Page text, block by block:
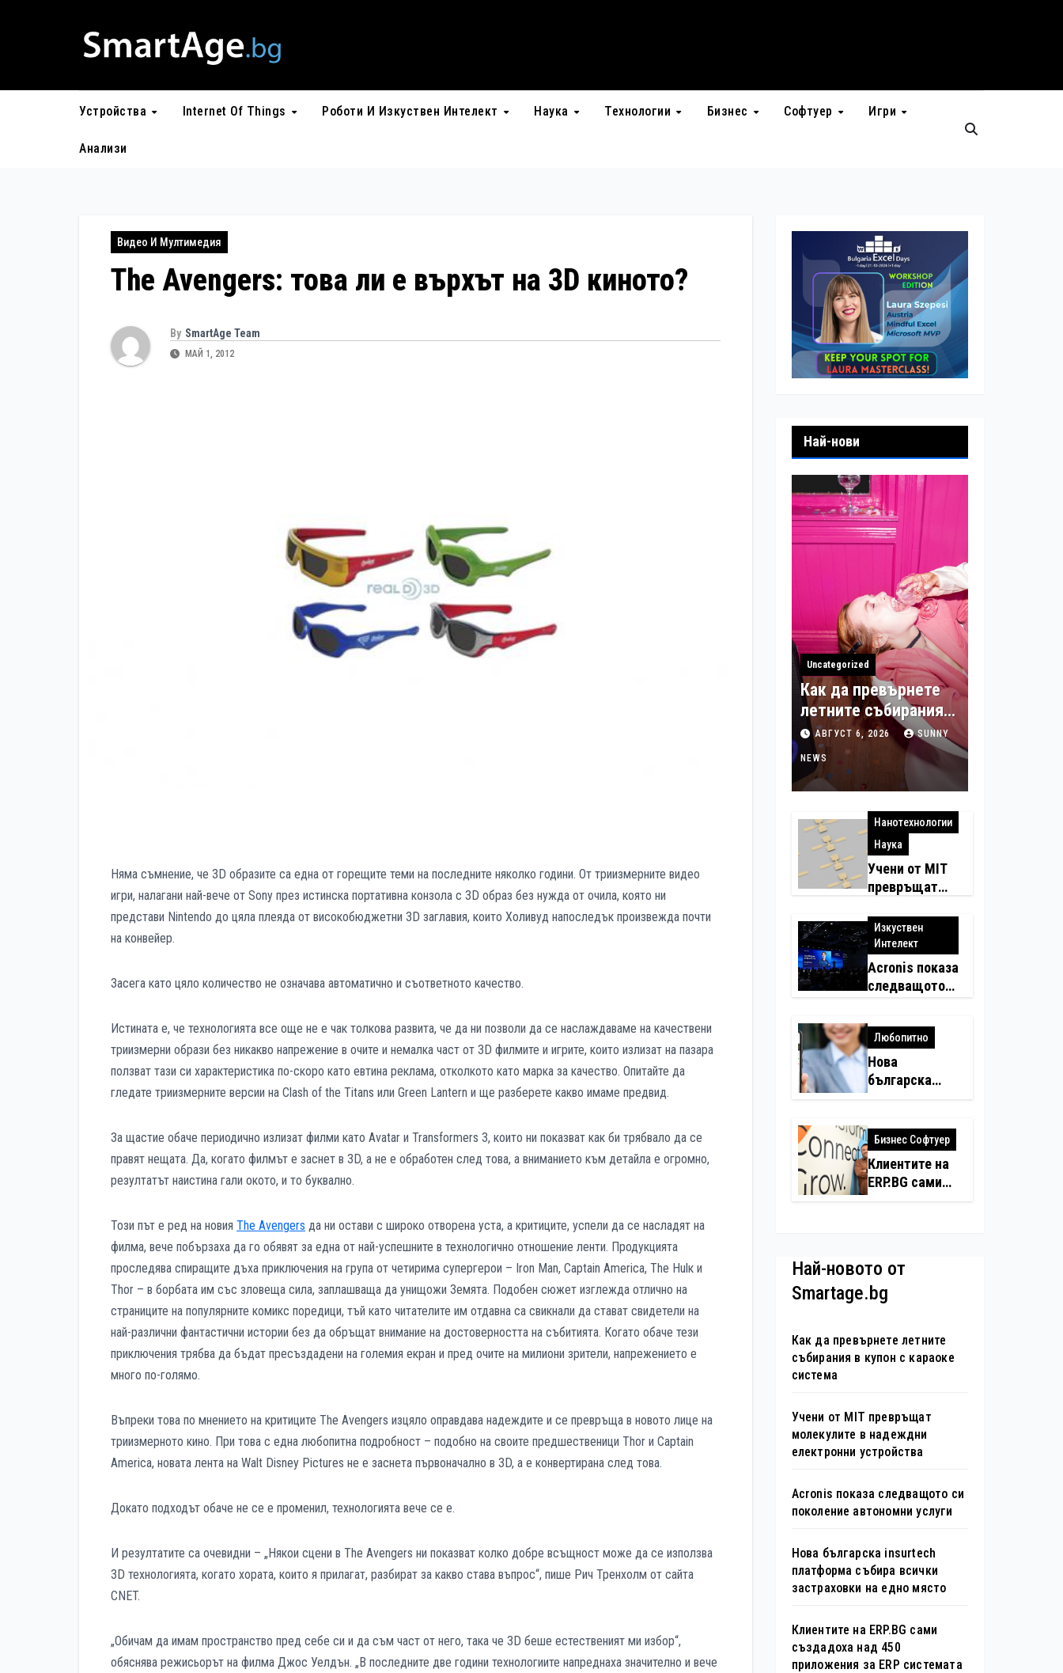
Устройства Internet Of Things Роботи И Изкуствен Интелект Наука Технологии Бизнес Софтуер Игри
Анализи
Видео И Мултимедия
The Avengers: това ли е върхът на 3D киното?
By SmartAge Team
МАЙ 1, 2012
Няма съмнение, че 3D образите са една от горещите теми на последните няколко години. От триизмерните видео
игри, налагани най-вече от Sony през истинска портативна конзола с 3D образ без нужда от очила, която ни
представи Nintendo до цяла плеяда от високобюджетни 3D заглавия, които Холивуд напоследък произвежда почти
на конвейер.
Засега като цяло количество не означава автоматично и съответното качество.
Истината е, че технологията все още не е чак толкова развита, че да ни позволи да се наслаждаваме на качествени
триизмерни образи без никакво напрежение в очите и немалка част от 3D филмите и игрите, които излизат на пазара
ползват тази си характеристика по-скоро като евтина реклама, отколкото като марка за качество. Опитайте да
гледате триизмерните версии на Clash of the Titans или Green Lantern и ще разберете какво имаме предвид.
За щастие обаче периодично излизат филми като Avatar и Transformers 3, които ни показват как би трябвало да се
правят нещата. Да, когато филмът е заснет в 3D, а не е обработен след това, а вниманието към детайла е огромно,
резултатът наистина гали окото, и то буквално.
Този път е ред на новия The Avengers да ни остави с широко отворена уста, а критиците, успели да се насладят на
филма, вече побързаха да го обявят за една от най-успешните в технологично отношение ленти. Продукцията
проследява спиращите дъха приключения на група от четирима супергерои – Iron Man, Captain America, The Hulк и
Thor – в борбата им със зловеща сила, заплашваща да унищожи Земята. Подобен сюжет изглежда отлично на
страниците на популярните комикс поредици, тъй като читателите им отдавна са свикнали да стават свидетели на
най-различни фантастични истории без да обръщат внимание на достоверността на събитията. Когато обаче тези
приключения трябва да бъдат пресъздадени на големия екран и пред очите на милиони зрители, напрежението е
много по-голямо.
Въпреки това по мнението на критиците The Avengers изцяло оправдава надеждите и се превръща в новото лице на
триизмерното кино. При това с една любопитна подробност – подобно на своите предшественици Thor и Captain
America, новата лента на Walt Disney Pictures не е заснета първоначално в 3D, а е конвертирана след това.
Докато подходът обаче не се е променил, технологията вече се е.
И резултатите са очевидни – „Някои сцени в The Avengers ни показват колко добре всъщност може да се използва
3D технологията, когато хората, които я прилагат, разбират за какво става въпрос“, пише Рич Тренхолм от сайта
CNET.
„Обичам да имам пространство пред себе си и да съм част от него, така че 3D беше естественият ми избор“,
обяснява режисьорът на филма Джос Уелдън. „В последните две години технологиите напреднаха значително и вече
Най-нови
Uncategorized
Как да превърнете
летните събирания в
купон с караоке
система
АВГУСТ 6, 2026 SUNNY
NEWS
Нанотехнологии
Наука
Учени от MIT
превръщат
надеждни
електронни
устройства
Изкуствен
Интелект
Acronis показа
следващото
автономни
услуги
Любопитно
Нова
българска
insurtech
събира всички
застраховки
на едно място
Бизнес Софтуер
Клиентите на
ERP.BG сами
създадоха
с помощта на
вградения в
Най-новото от
Smartage.bg
Как да превърнете летните
събирания в купон с караоке
система
Учени от MIT превръщат
молекулите в надеждни
електронни устройства
Acronis показа следващото си
поколение автономни услуги
Нова българска insurtech
платформа събира всички
застраховки на едно място
Клиентите на ERP.BG сами
създадоха над 450
приложения за ERP системата